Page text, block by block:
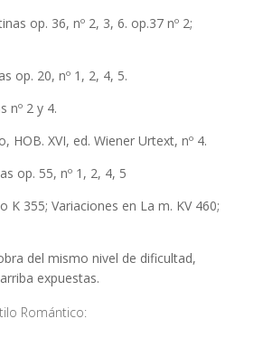
op. 36, nº 2, 3, 6. op.37 nº 2;
op. 20, nº 1, 2, 4, 5.
nº 2 y 4.
HOB. XVI, ed. Wiener Urtext, nº 4.
op. 55, nº 1, 2, 4, 5
K 355; Variaciones en La m. KV 460;
del mismo nivel de dificultad,
expuestas.
Romántico: